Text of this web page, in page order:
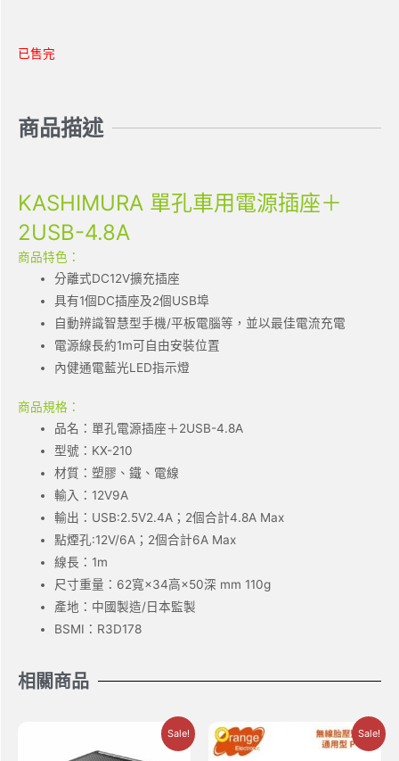
已售完
商品描述
KASHIMURA 單孔車用電源插座＋
2USB-4.8A
商品特色：
分離式DC12V擴充插座
具有1個DC插座及2個USB埠
自動辨識智慧型手機/平板電腦等，並以最佳電流充電
電源線長約1m可自由安裝位置
內健通電藍光LED指示燈
商品規格：
品名：單孔電源插座＋2USB-4.8A
型號：KX-210
材質：塑膠、鐵、電線
輸入：12V9A
輸出：USB:2.5V2.4A；2個合計4.8A Max
點煙孔:12V/6A；2個合計6A Max
線長：1m
尺寸重量：62寬×34高×50深 mm 110g
產地：中國製造/日本監製
BSMI：R3D178
相關商品
Sale! Sale!